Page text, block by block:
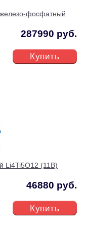
фосфатный
287990 руб.
Купить
Li4Ti5O12 (11В)
46880 руб.
Купить